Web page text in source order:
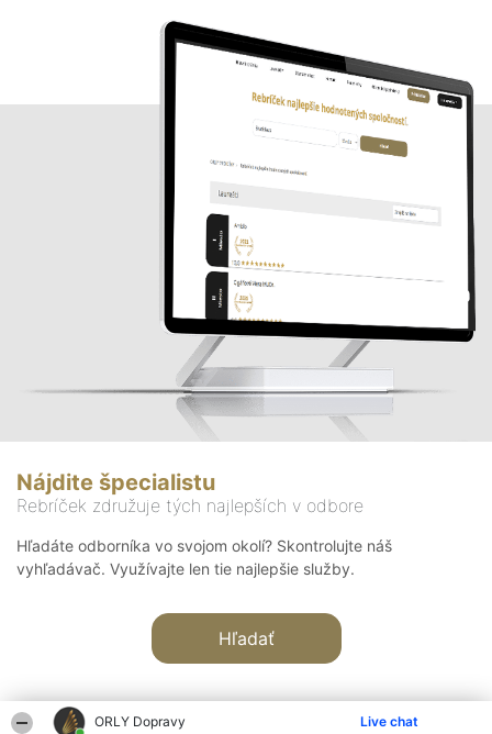
ORLY Dopravy Live chat
Nájdite špecialistu
Rebríček združuje tých najlepších v odbore
Hľadáte odborníka vo svojom okolí? Skontrolujte náš
vyhľadávač. Využívajte len tie najlepšie služby.
Hľadať